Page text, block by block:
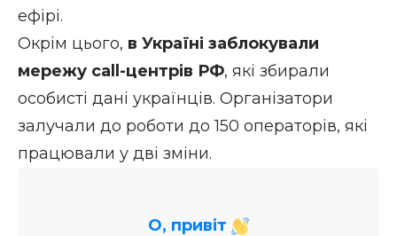
ефірі.
Окрім цього, в Україні заблокували
мережу сall-центрів РФ, які збирали
особисті дані українців. Організатори
залучали до роботи до 150 операторів, які
працювали у дві зміни.
О, привіт